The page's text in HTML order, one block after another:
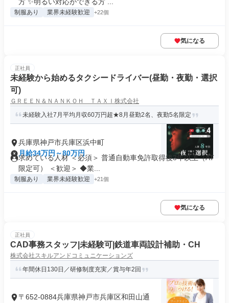
制服あり 業界未経験歓迎 +22個
気になる
正社員
未経験から始めるタクシードライバー(昼勤・夜勤・選択
可)
ＧＲＥＥＮ＆ＮＡＮＫＯＨ ＴＡＸＩ株式会社
未経験入社7月平均月収60万円超★8月昼勤2名、夜勤5名限定
兵庫県神戸市兵庫区浜中町
月給34万円～80万円
求めている人材 ＜必須＞ 普通自動車免許取得後3年以上（AT
限定可） ＜歓迎＞ ◆業...
制服あり 業界未経験歓迎 +21個
気になる
正社員
CAD事務スタッフ|未経験可|鉄道車両設計補助・CH
株式会社スキルアンドコミュニケーションズ
年間休日130日／研修制度充実／賞与年2回
〒652-0884兵庫県神戸市兵庫区和田山通